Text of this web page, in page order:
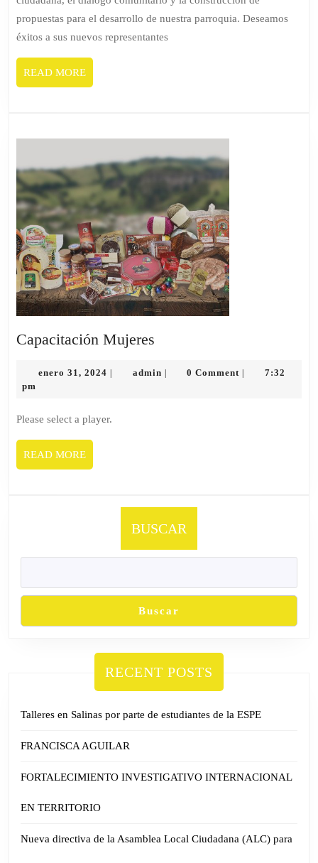
Ciudadana
el
período
propuestas para el desarrollo de nuestra parroquia. Deseamos
éxitos a sus nuevos representantes
READ MOREREAD
MORE
Capacitación Mujeres
enero 31, 2024 enero adminadmin0 Comment
7:32
pm
Please select a player.
READ MOREREAD
MORE
BUSCAR
Buscar
RECENT POSTS
Talleres en Salinas por parte de estudiantes de la ESPE
FRANCISCA AGUILAR
FORTALECIMIENTO INVESTIGATIVO INTERNACIONAL
EN TERRITORIO
Nueva directiva de la Asamblea Local Ciudadana (ALC) para